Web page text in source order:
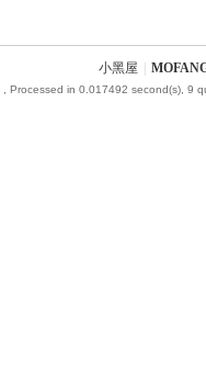
小黑屋
, Processed in 0.017492 second(s), 9